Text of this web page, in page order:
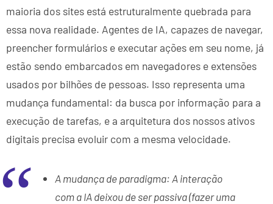
maioria dos sites está estruturalmente quebrada para
essa nova realidade. Agentes de IA, capazes de navegar,
preencher formulários e executar ações em seu nome, já
estão sendo embarcados em navegadores e extensões
usados por bilhões de pessoas. Isso representa uma
mudança fundamental: da busca por informação para a
execução de tarefas, e a arquitetura dos nossos ativos
digitais precisa evoluir com a mesma velocidade.
A mudança de paradigma: A interação
com a IA deixou de ser passiva (fazer uma